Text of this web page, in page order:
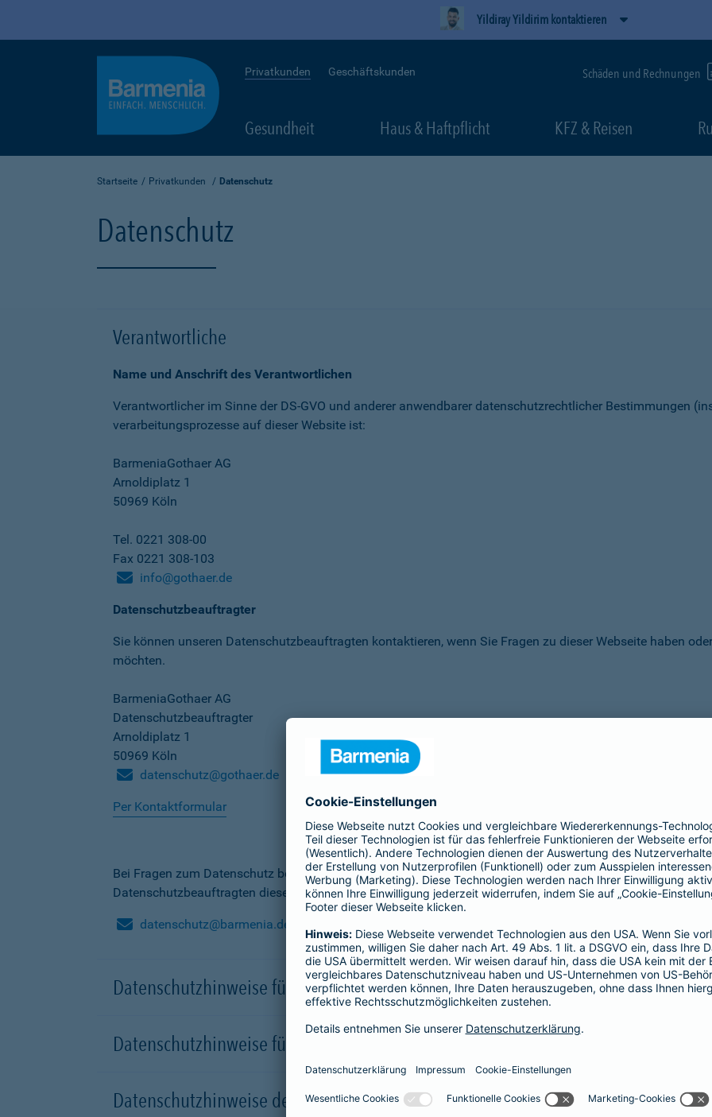
Yildiray Yildirim kontaktieren
Privatkunden Geschäftskunden Schäden und Rechnungen
Gesundheit Haus & Haftpflicht KFZ & Reisen
Startseite Privatkunden Datenschutz
Datenschutz
Verantwortliche
Name und Anschrift des Verantwortlichen
Verantwortlicher im Sinne der DS-GVO und anderer anwendbarer datenschutz­rechtlicher Bestimmungen
verarbeitungs­prozesse auf dieser Website ist:
BarmeniaGothaer AG
Arnoldiplatz 1
50969 Köln
Tel. 0221 308-00
Fax 0221 308-103
info@gothaer.de
Datenschutzbeauftragter
Sie können unseren Datenschutz­beauftragten kontaktieren, wenn Sie Fragen zu dieser Webseite haben
möchten.
BarmeniaGothaer AG
Datenschutzbeauftragter
Arnoldiplatz 1
50969 Köln
datenschutz@gothaer.de
Per Kontaktformular
Bei Fragen zum Datenschutz bei der Barmenia Krankenversicherung AG und der Barmenia Allgemeine
Datenschutzbeauftragten dieser Gesellschaften kontaktieren.
datenschutz@barmenia.de
Datenschutzhinweise für Besucher der Webseite
Datenschutzhinweise für Onlinepräsenzen in sozialen Medien
Datenschutzhinweise der Versicherungsunternehmen